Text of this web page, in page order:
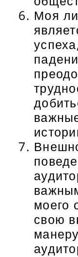
Моя
моего
свою